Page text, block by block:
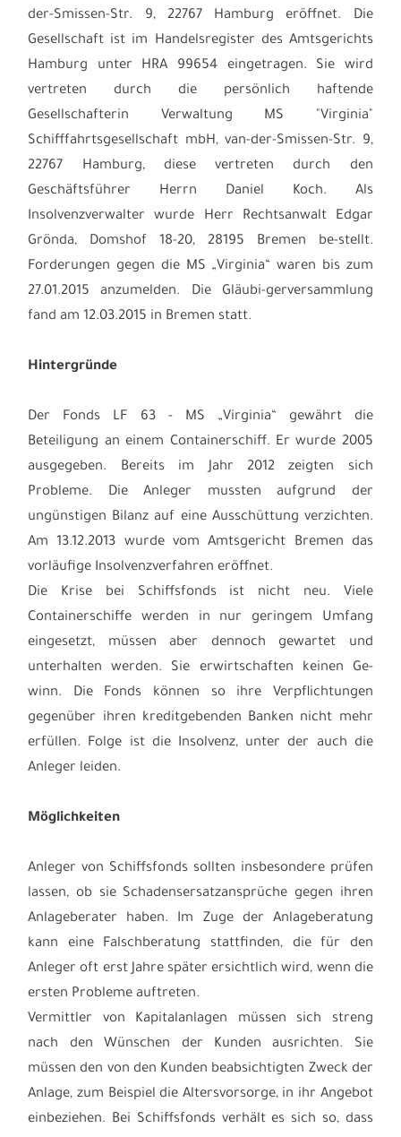
der-Smissen-Str. 9, 22767 Hamburg eröffnet. Die
Gesellschaft ist im Handelsregister des Amtsgerichts
Hamburg unter HRA 99654 eingetragen. Sie wird
vertreten durch die persönlich haftende
Gesellschafterin Verwaltung MS "Virginia"
Schifffahrtsgesellschaft mbH, van-der-Smissen-Str. 9,
22767 Hamburg, diese vertreten durch den
Geschäftsführer Herrn Daniel Koch. Als
Insolvenzverwalter wurde Herr Rechtsanwalt Edgar
Grönda, Domshof 18-20, 28195 Bremen be-stellt.
Forderungen gegen die MS „Virginia“ waren bis zum
27.01.2015 anzumelden. Die Gläubi-gerversammlung
fand am 12.03.2015 in Bremen statt.
Hintergründe
Der Fonds LF 63 - MS „Virginia“ gewährt die
Beteiligung an einem Containerschiff. Er wurde 2005
ausgegeben. Bereits im Jahr 2012 zeigten sich
Probleme. Die Anleger mussten aufgrund der
ungünstigen Bilanz auf eine Ausschüttung verzichten.
Am 13.12.2013 wurde vom Amtsgericht Bremen das
vorläufige Insolvenzverfahren eröffnet.
Die Krise bei Schiffsfonds ist nicht neu. Viele
Containerschiffe werden in nur geringem Umfang
eingesetzt, müssen aber dennoch gewartet und
unterhalten werden. Sie erwirtschaften keinen Ge-
winn. Die Fonds können so ihre Verpflichtungen
gegenüber ihren kreditgebenden Banken nicht mehr
erfüllen. Folge ist die Insolvenz, unter der auch die
Anleger leiden.
Möglichkeiten
Anleger von Schiffsfonds sollten insbesondere prüfen
lassen, ob sie Schadensersatzansprüche gegen ihren
Anlageberater haben. Im Zuge der Anlageberatung
kann eine Falschberatung stattfinden, die für den
Anleger oft erst Jahre später ersichtlich wird, wenn die
ersten Probleme auftreten.
Vermittler von Kapitalanlagen müssen sich streng
nach den Wünschen der Kunden ausrichten. Sie
müssen den von den Kunden beabsichtigten Zweck der
Anlage, zum Beispiel die Altersvorsorge, in ihr Angebot
einbeziehen. Bei Schiffsfonds verhält es sich so, dass